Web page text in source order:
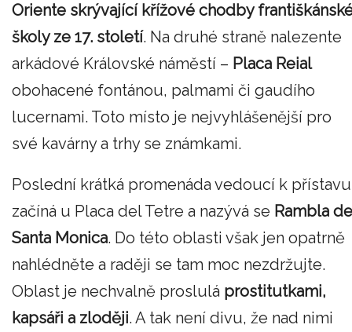
Oriente skrývající křížové chodby
školy ze 17. století. Na druhé straně nalezente
arkádové Královské náměstí – Placa Reial
obohacené fontánou, palmami či gaudího
lucernami. Toto místo je nejvyhlášenější pro
své kavárny a trhy se známkami.
Poslední krátká promenáda vedoucí k přístavu
začíná u Placa del Tetre a nazývá se Rambla de
Santa Monica. Do této oblasti však jen opatrně
nahlédněte a raději se tam moc nezdržujte.
Oblast je nechvalně proslulá prostitutkami,
kapsáři a zloději. A tak není divu, že nad nimi